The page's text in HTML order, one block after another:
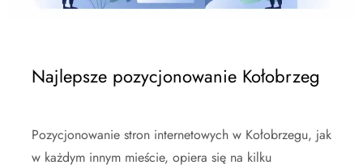
Najlepsze pozycjonowanie Kołobrzeg
Pozycjonowanie stron internetowych w Kołobrzegu, jak
w każdym innym mieście, opiera się na kilku